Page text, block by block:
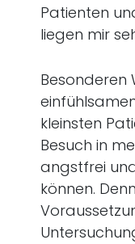
Patienten
liegen mir
Besonderen
kleinsten
Besuch in
angstfrei
können.